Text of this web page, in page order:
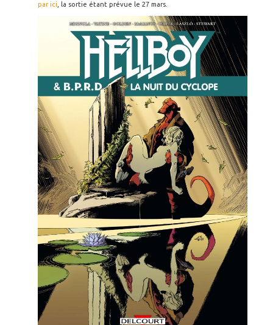
par ici , la sortie étant prévue le 27 mars.